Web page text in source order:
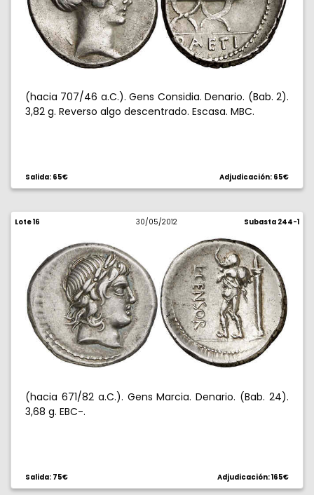
(hacia 707/46 a.C.). Gens Considia. Denario. (Bab. 2).
3,82 g. Reverso algo descentrado. Escasa. MBC.
Salida: 65€ Adjudicación: 65€
Lote 16 30/05/2012 Subasta 244-1
(hacia 671/82 a.C.). Gens Marcia. Denario. (Bab. 24).
3,68 g. EBC-.
Salida: 75€ Adjudicación: 165€